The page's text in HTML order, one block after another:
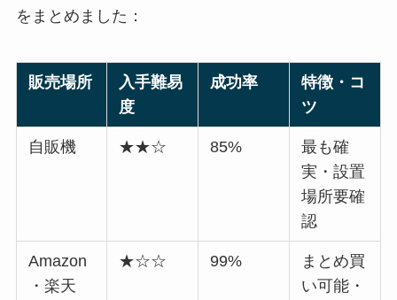
をまとめました：
販売場所
入手難易
度
成功率
特徴・コ
ツ
自販機 ★★☆ 85%
最も確
実・設置
場所要確
認
Amazon
・楽天
★☆☆ 99%
まとめ買
い可能・